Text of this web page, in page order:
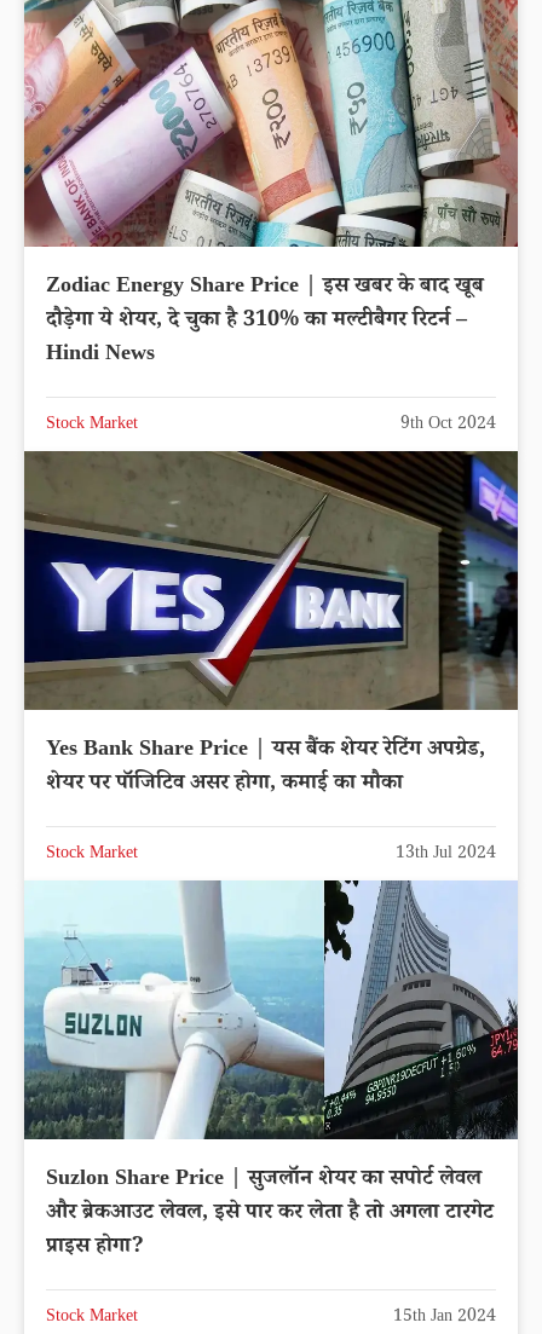
Zodiac Energy Share Price | इस खबर के बाद खूब
दौड़ेगा ये शेयर, दे चुका है 310% का मल्टीबैगर रिटर्न –
Hindi News
Stock Market 9th Oct 2024
Yes Bank Share Price | यस बैंक शेयर रेटिंग अपग्रेड,
शेयर पर पॉजिटिव असर होगा, कमाई का मौका
Stock Market 13th Jul 2024
Suzlon Share Price | सुजलॉन शेयर का सपोर्ट लेवल
और ब्रेकआउट लेवल, इसे पार कर लेता है तो अगला टारगेट
प्राइस होगा?
Stock Market 15th Jan 2024